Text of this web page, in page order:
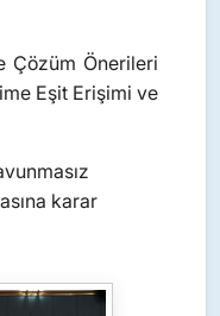
Çözüm Önerileri
Eşit Erişimi ve
karar